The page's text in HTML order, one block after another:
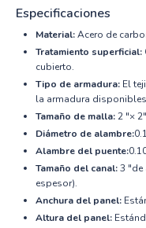
Especificaciones
Material:Acero de
Tratamiento superficial:
cubierto.
Tipo de armadura: El
la armadura
Tamaño de malla:2 "×
Diámetro de alambre:
Alambre del puente:
Tamaño del canal:3 "de
espesor).
Anchura del panel:
Altura del panel: